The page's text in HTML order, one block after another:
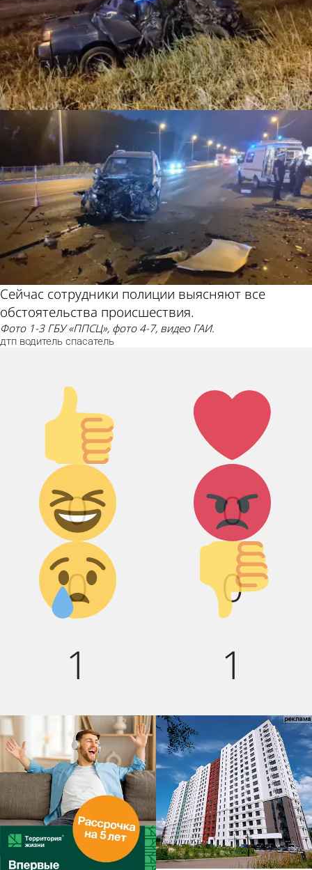
Сейчас сотрудники полиции выясняют все
обстоятельства происшествия.
Фото 1-3 ГБУ «ППСЦ», фото 4-7, видео ГАИ.
дтп водитель спасатель
Палец
вверх!
0
Лайк!
0
Дикий смех!
0
Агрессия!
0
Грусть :(
1
Палец вниз!
1